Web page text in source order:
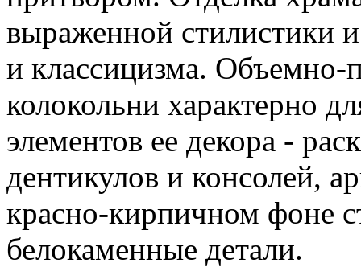
выраженной стилистики
и классицизма. Объемно-
колокольни характерно
элементов ее декора -
дентикулов и консолей,
красно-кирпичном фоне
белокаменные детали.